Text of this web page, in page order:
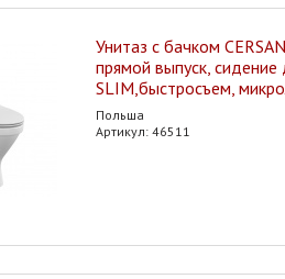
Унитаз с бачком
прямой выпуск,
SLIM,быстросъем,
Польша
Артикул: 46511